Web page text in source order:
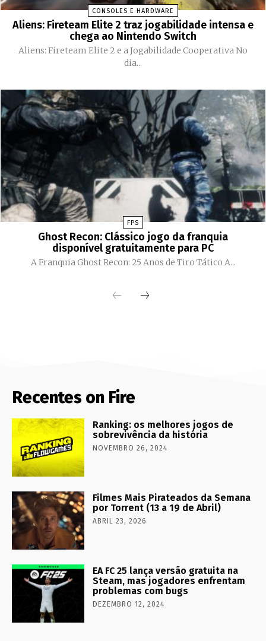
CONSOLES E HARDWARE
Aliens: Fireteam Elite 2 traz jogabilidade intensa e
chega ao Nintendo Switch
Aliens: Fireteam Elite 2 e a Jogabilidade Cooperativa No
dia...
FPS
Ghost Recon: Clássico jogo da franquia
disponível gratuitamente para PC
A Franquia Ghost Recon: 25 Anos de Tiro Tático A...
Recentes on Fire
Ranking: os melhores jogos de
sobrevivência da história
NOVEMBRO 26, 2024
Filmes Mais Pirateados da Semana
por Torrent (13 a 19 de Abril)
ABRIL 23, 2026
EA FC 25 lança versão gratuita na
Steam, mas jogadores enfrentam
problemas com bugs
DEZEMBRO 12, 2024